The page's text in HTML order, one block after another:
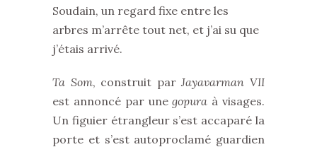
Soudain, un regard fixe entre les
arbres m’arrête tout net, et j’ai su que
j’étais arrivé.
Ta Som, construit parJayavarman VII
est annoncé par unegopura à visages.
Un figuier étrangleur s’est accaparé la
porte et s’est autoproclamé guardien